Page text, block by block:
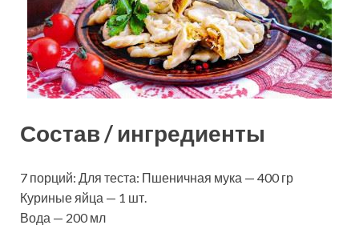
Состав / ингредиенты
7 порций: Для теста: Пшеничная мука — 400 гр
Куриные яйца — 1 шт.
Вода — 200 мл